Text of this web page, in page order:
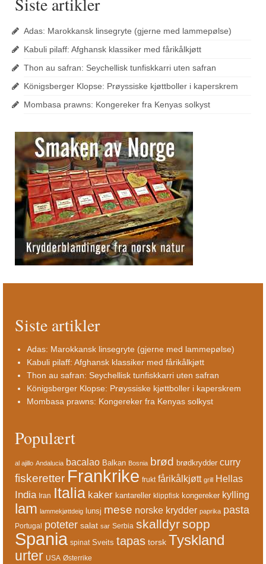
Adas: Marokkansk linsegryte (gjerne med lammepølse)
Kabuli pilaff: Afghansk klassiker med fårikålkjøtt
Thon au safran: Seychellisk tunfiskkarri uten safran
Königsberger Klopse: Prøyssiske kjøttboller i kaperskrem
Mombasa prawns: Kongereker fra Kenyas solkyst
Siste artikler
Adas: Marokkansk linsegryte (gjerne med lammepølse)
Kabuli pilaff: Afghansk klassiker med fårikålkjøtt
Thon au safran: Seychellisk tunfiskkarri uten safran
Königsberger Klopse: Prøyssiske kjøttboller i kaperskrem
Mombasa prawns: Kongereker fra Kenyas solkyst
Populært
al ajillo Andalucia bacalao Balkan Bosnia brød brødkrydder curry
fiskeretter Frankrike frukt fårikålkjøtt grill Hellas
India Iran Italia kaker kantareller klippfisk kongereker kylling
lam lammekjøttdeig lunsj mese norske krydder paprika pasta
Portugal poteter salat sar Serbia skalldyrsopp
Spania spinat Sveits tapas torsk Tyskland
urter USA Østerrike